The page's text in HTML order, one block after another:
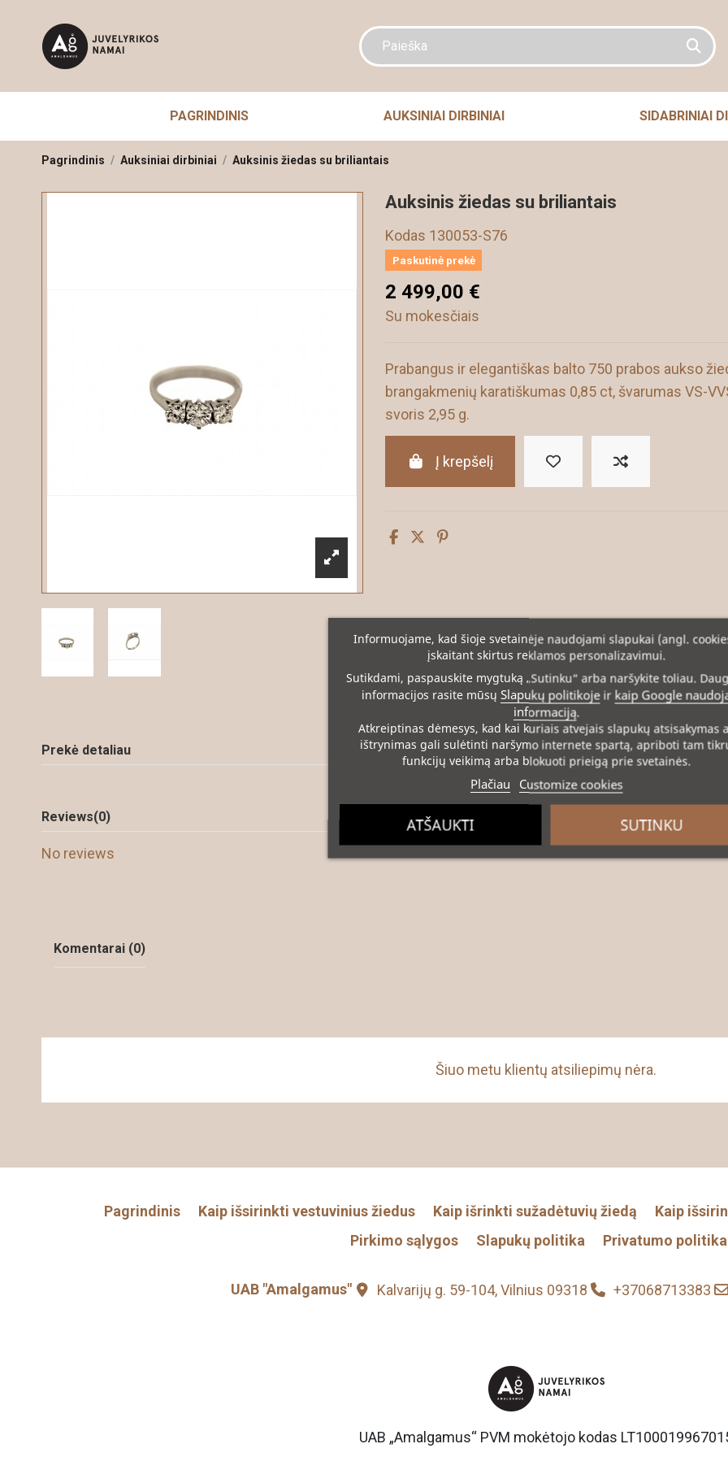
PAGRINDINIS AUKSINIAI DIRBINIAI SIDABRINIAI
Pagrindinis Auksiniai dirbiniai Auksinis žiedas su briliantais
Auksinis žiedas su briliantais
Kodas 130053-S76
Paskutinė prekė
2 499,00 €
Su mokesčiais
Prabangus ir elegantiškas balto 750 prabos aukso
brangakmenių karatiškumas 0,85 ct, švarumas VS-
svoris 2,95 g.
Į krepšelį
Prekė detaliau
Reviews(0)
No reviews
Komentarai (0)
Šiuo metu klientų atsiliepimų nėra.
Pagrindinis Kaip išsirinkti vestuvinius žiedus Kaip išrinkti sužadėtuvių žiedą
Kaip
Pirkimo sąlygos
Slapukų politika Privatumo politika
UAB "Amalgamus" Kalvarijų g. 59-104, Vilnius 09318 +37068713383
Informuojame, kad šioje svetainėje naudojami slapukai (angl.
įskaitant skirtus reklamos personalizavimui.
Sutikdami, paspauskite mygtuką „Sutinku“ arba naršykite toliau.
informacijos rasite mūsų Slapukų politikojeir kaip Google
informaciją.
Atkreiptinas dėmesys, kad kai kuriais atvejais slapukų atsisakymas
ištrynimas gali sulėtinti naršymo internete spartą, apriboti tam
funkcijų veikimą arba blokuoti prieigą prie svetainės.
Plačiau Customize cookies
ATŠAUKTI SUTINKU
UAB „Amalgamus“ PVM mokėtojo kodas